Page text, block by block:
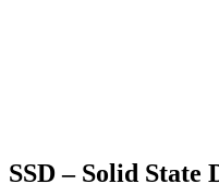
SSD – Solid State